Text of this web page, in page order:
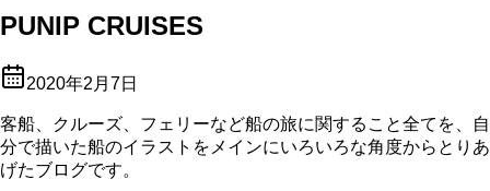
PUNIP CRUISES
2020年2月7日
客船、クルーズ、フェリーなど船の旅に関すること全てを、自
分で描いた船のイラストをメインにいろいろな角度からとりあ
げたブログです。